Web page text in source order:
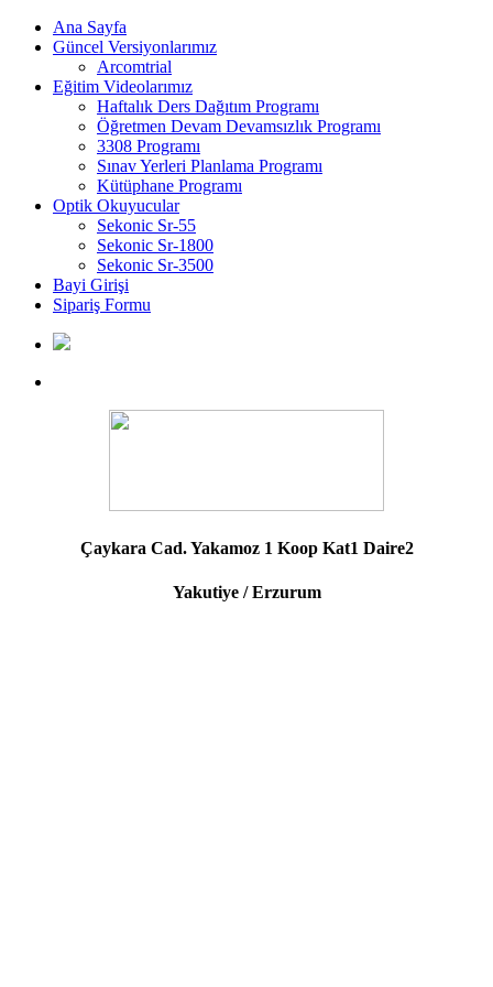
Ana Sayfa
Güncel Versiyonlarımız
Arcomtrial
Eğitim Videolarımız
Haftalık Ders Dağıtım Programı
Öğretmen Devam Devamsızlık Programı
3308 Programı
Sınav Yerleri Planlama Programı
Kütüphane Programı
Optik Okuyucular
Sekonic Sr-55
Sekonic Sr-1800
Sekonic Sr-3500
Bayi Girişi
Sipariş Formu
Çaykara Cad. Yakamoz 1 Koop Kat1 Daire2
Yakutiye / Erzurum